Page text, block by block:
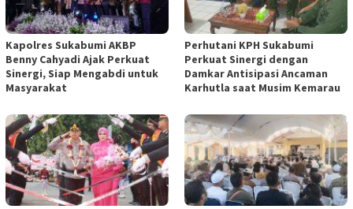
Kapolres Sukabumi AKBP
Benny Cahyadi Ajak Perkuat
Sinergi, Siap Mengabdi untuk
Masyarakat
Perhutani KPH Sukabumi
Perkuat Sinergi dengan
Damkar Antisipasi Ancaman
Karhutla saat Musim Kemarau